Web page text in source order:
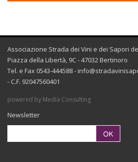
Associazione Strada dei Vini e dei Sapori
Piazza della Libertà, 9C - 47032 Bertinoro
Tel. e Fax 0543-444588 -
- C.F. 92047560401
powered by Media Consulting
Newsletter